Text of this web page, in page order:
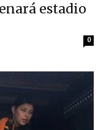
estadio
0